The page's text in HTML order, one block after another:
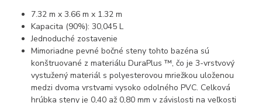
7.32 m x 3.66 m x 1.32 m
Kapacita (90%): 30,045 L
Jednoduché zostavenie
Mimoriadne pevné bočné steny tohto bazéna sú
konštruované z materiálu DuraPlus ™, čo je 3-vrstvový
vystužený materiál s polyesterovou mriežkou uloženou
medzi dvoma vrstvami vysoko odolného PVC. Celková
hrúbka steny je 0,40 až 0,80 mm v závislosti na veľkosti